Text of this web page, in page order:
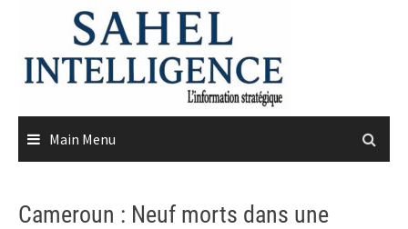
content
Main Menu
Cameroun : Neuf morts dans une